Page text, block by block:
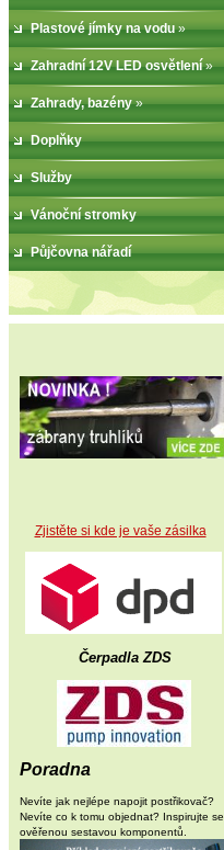
Plastové jímky na vodu»
Zahradní 12V LED osvětlení»
Zahrady, bazény»
Doplňky
Služby
Vánoční stromky
Půjčovna nářadí
Zjistěte si kde je vaše zásilka
Čerpadla ZDS
Poradna
Nevíte jak nejlépe napojit postřikovač?
Nevíte co k tomu objednat? Inspirujte se
ověřenou sestavou komponentů.